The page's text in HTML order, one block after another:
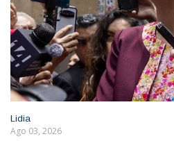
Lidia
Ago 03, 2026